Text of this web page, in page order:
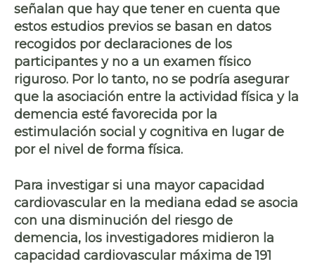
señalan que hay que tener en cuenta que
estos estudios previos se basan en datos
recogidos por declaraciones de los
participantes y no a un examen físico
riguroso. Por lo tanto, no se podría asegurar
que la asociación entre la actividad física y la
demencia esté favorecida por la
estimulación social y cognitiva en lugar de
por el nivel de forma física.
Para investigar si una mayor capacidad
cardiovascular en la mediana edad se asocia
con una disminución del riesgo de
demencia, los investigadores midieron la
capacidad cardiovascular máxima de 191